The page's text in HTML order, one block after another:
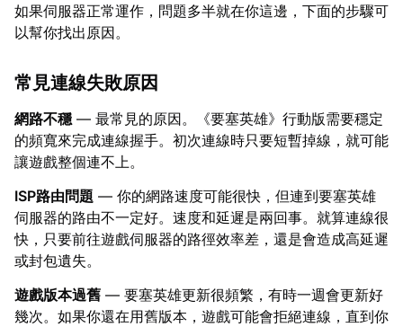
如果伺服器正常運作，問題多半就在你這邊，下面的步驟可
以幫你找出原因。
常見連線失敗原因
網路不穩 — 最常見的原因。《要塞英雄》行動版需要穩定
的頻寬來完成連線握手。初次連線時只要短暫掉線，就可能
讓遊戲整個連不上。
ISP路由問題 — 你的網路速度可能很快，但連到要塞英雄
伺服器的路由不一定好。速度和延遲是兩回事。就算連線很
快，只要前往遊戲伺服器的路徑效率差，還是會造成高延遲
或封包遺失。
遊戲版本過舊 — 要塞英雄更新很頻繁，有時一週會更新好
幾次。如果你還在用舊版本，遊戲可能會拒絕連線，直到你